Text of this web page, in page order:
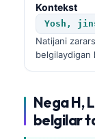
Kontekst
Yosh,
Natijani
belgilaydigan
Nega H,
belgilar